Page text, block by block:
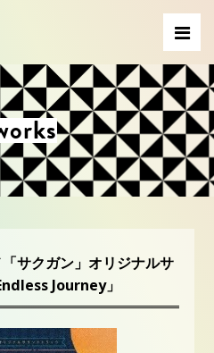
サクガン」オリジナルサ
Journey」